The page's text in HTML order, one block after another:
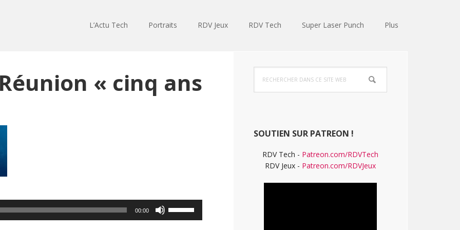
L’Actu Tech Portraits RDV Jeux RDV Tech Super Laser Punch Plus
« cinq ans
00:00
les
Barre
latérale
dans
ce
SOUTIEN SUR PATREON !
RDV Tech - Patreon.com/RDVTech
RDV Jeux - Patreon.com/RDVJeux